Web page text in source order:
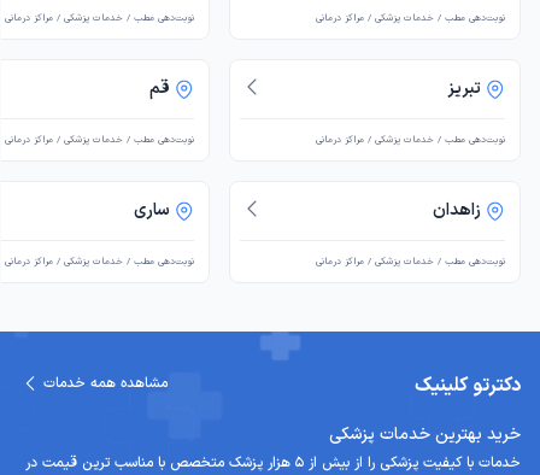
نوبت‌دهی مطب / خدمات پزشکی / مراکز درمانی نوبت‌دهی مطب / خدمات پزشکی / مراکز درمانی
تبریز
نوبت‌دهی مطب / خدمات پزشکی / مراکز درمانی
قم
نوبت‌دهی مطب / خدمات پزشکی / مراکز درمانی
زاهدان
نوبت‌دهی مطب / خدمات پزشکی / مراکز درمانی
ساری
نوبت‌دهی مطب / خدمات پزشکی / مراکز درمانی
دکترتو کلینیک مشاهده همه خدمات
خرید بهترین خدمات پزشکی
خدمات با کیفیت پزشکی را از بیش از 5 هزار پزشک متخصص با مناسب ترین قیمت در